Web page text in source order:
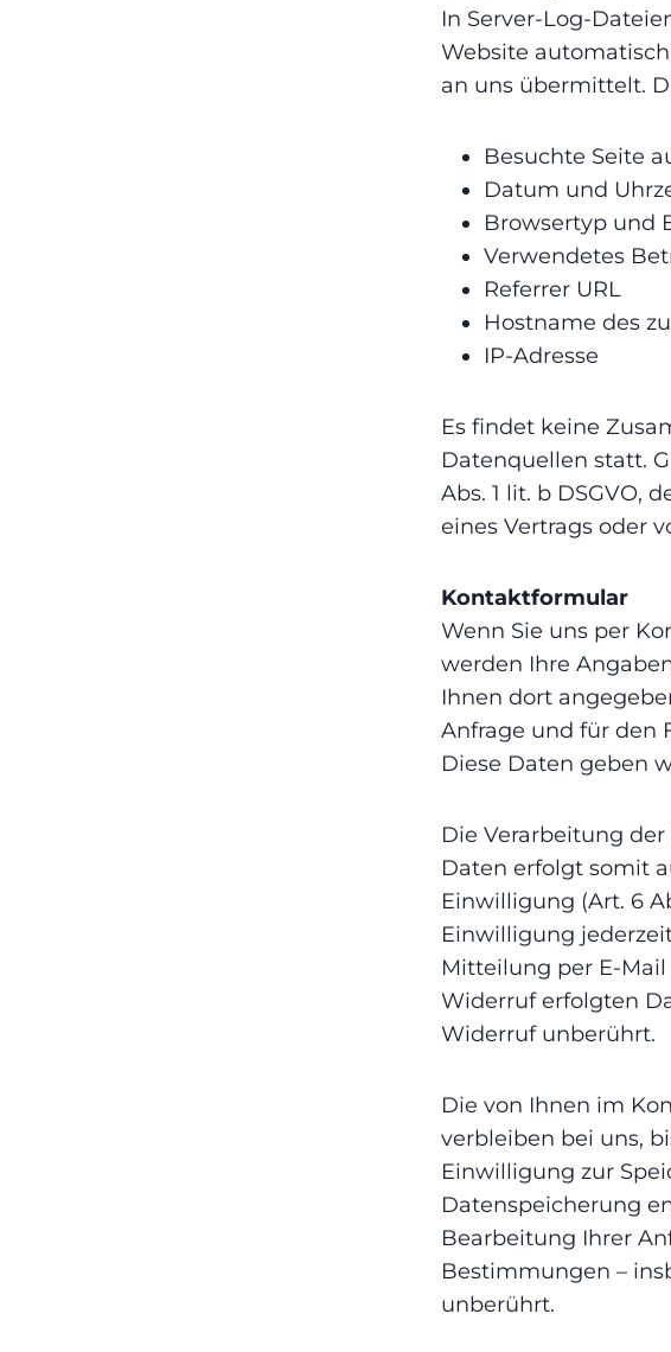
In Server-Log-
Website
an uns übermittelt.
Besuchte Seite
Datum und
Browsertyp und
Verwendetes
Referrer URL
Hostname des
IP-Adresse
Es findet keine
Datenquellen statt.
Abs. 1 lit. b DSGVO,
eines Vertrags oder
Kontaktformular
Wenn Sie uns per
werden Ihre
Ihnen dort
Anfrage und für den
Diese Daten geben
Die Verarbeitung
Daten erfolgt somit
Einwilligung (Art. 6
Einwilligung
Mitteilung per E-
Widerruf erfolgten
Widerruf unberührt.
Die von Ihnen im
verbleiben bei uns,
Einwilligung zur
Datenspeicherung
Bearbeitung Ihrer
Bestimmungen –
unberührt.